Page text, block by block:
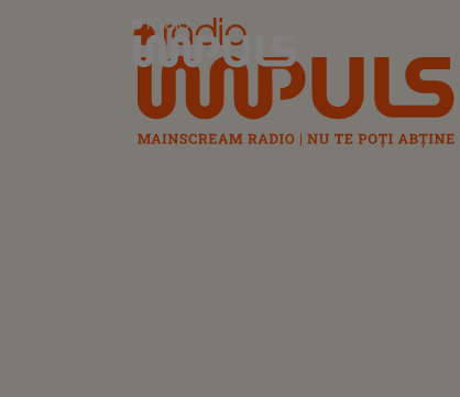
Radio Impuls